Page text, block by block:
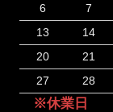
6
7
13
14
20
21
27
28
※休業日